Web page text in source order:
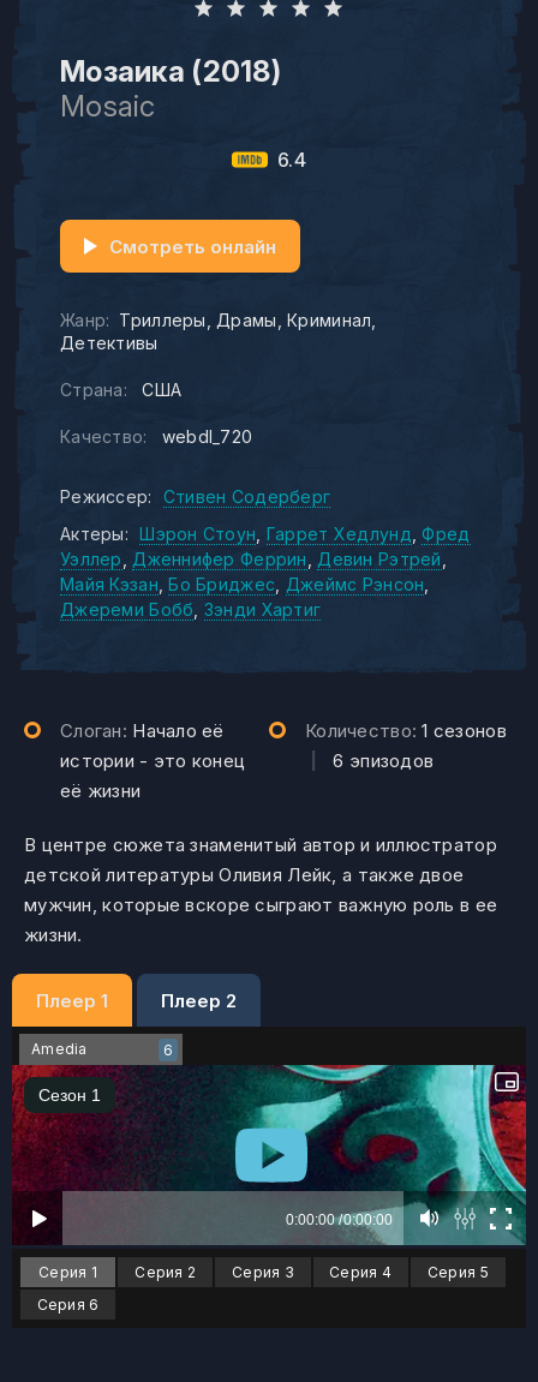
Мозаика (2018)
Mosaic
6.4
Жанр: Триллеры Драмы Криминал
Детективы
Страна: США
Качество: webdl_720
Смотреть онлайн
Режиссер:
Стивен Содерберг
Актеры:
Шэрон Стоун Гаррет Хедлунд
Фред
Уэллер
Дженнифер Феррин
Девин Рэтрей
Майя Кэзан Бо Бриджес
Джеймс Рэнсон
Джереми Бобб Зэнди Хартиг
Слоган: Начало её
истории - это конец
её жизни
Количество:1 сезонов
|6 эпизодов
В центре сюжета знаменитый автор и иллюстратор
детской литературы Оливия Лейк, а также двое
мужчин, которые вскоре сыграют важную роль в ее
жизни.
Плеер 1 Плеер 2
Amedia 6
Серия 1 Серия 2 Серия 3 Серия 4
Серия 5
Серия 6